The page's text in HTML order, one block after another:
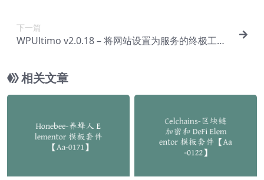
下一篇
WPUltimo v2.0.18 – 将网站设置为服务的终极工具
相关文章